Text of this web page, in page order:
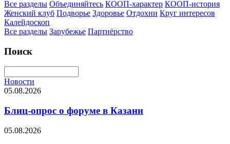
Все разделы Объединяйтесь КООП-характер КООП-история
Женский клуб Подворье Здоровье Отдохни Круг интересов
Калейдоскоп
Все разделы Зарубежье Партнёрство
Поиск
Новости
05.08.2026
Блиц-опрос о форуме в Казани
05.08.2026